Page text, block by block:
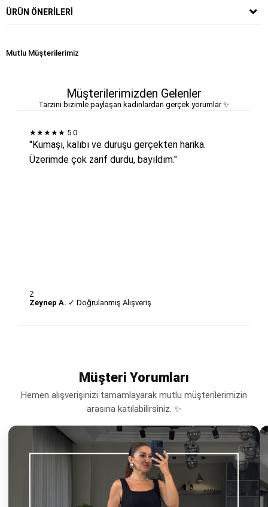
ÜRÜN ÖNERILERI
Mutlu Müşterilerimiz
Müşterilerimizden Gelenler
Tarzını bizimle paylaşan kadınlardan gerçek yorumlar ✨
★★★★★ 5.0
"Kumaşı, kalıbı ve duruşu gerçekten harika.
Üzerimde çok zarif durdu, bayıldım."
Z
Zeynep A. ✓ Doğrulanmış Alışveriş
Müşteri Yorumları
Hemen alışverişinizi tamamlayarak mutlu müşterilerimizin
arasına katılabilirsiniz. ✨